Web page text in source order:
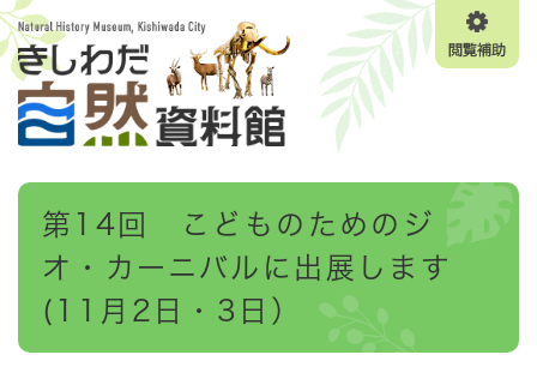
ペ
ー
ジ
メニューを飛ばして本文へ
閲
覧
本
第14回 こどものためのジ
オ・カーニバルに出展します
(11月2日・3日）